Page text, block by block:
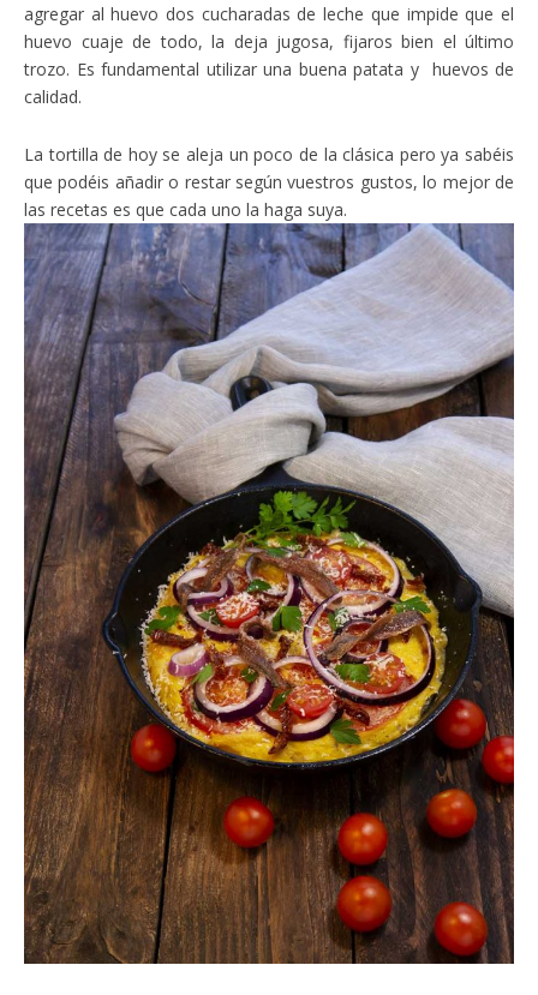
agregar al huevo dos cucharadas de leche que impide que el
huevo cuaje de todo, la deja jugosa, fijaros bien el último
trozo. Es fundamental utilizar una buena patata y huevos de
calidad.
La tortilla de hoy se aleja un poco de la clásica pero ya sabéis
que podéis añadir o restar según vuestros gustos, lo mejor de
las recetas es que cada uno la haga suya.